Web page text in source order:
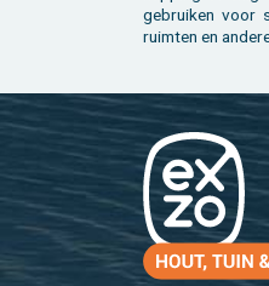
ge­brui­ken voor
ruim­ten en